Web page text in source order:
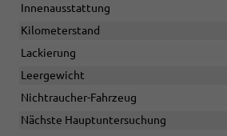
Innenausstattung
Kilometerstand
Lackierung
Leergewicht
Nichtraucher-Fahrzeug
Nächste Hauptuntersuchung